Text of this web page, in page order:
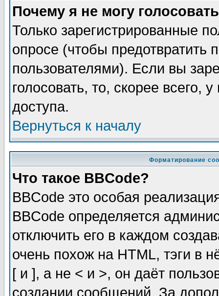
Почему я не могу
Только зарегистрированные
опросе (чтобы предотвратить
пользователями). Если вы
голосовать, то, скорее всего,
доступа.
Вернуться к началу
Форматирование
Что такое BBCode?
BBCode это особая
BBCode определяется
отключить его в каждом
очень похож на HTML, тэги в
[ и ], а не < и >, он даёт
создании сообщений. За